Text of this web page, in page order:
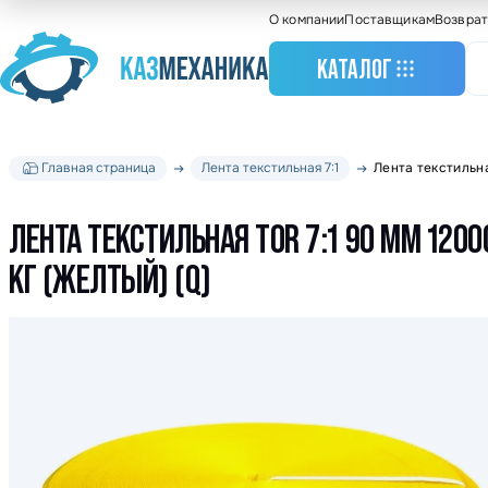
О компанииПоставщикам
КАТАЛОГ
Станочное
оборудование
Складское
Такелажное
Главная страница Лента текстильная 7:1 Лента
ЛЕНТА ТЕКСТИЛЬНАЯ TOR 7:1 90 ММ
КГ (ЖЕЛТЫЙ) (Q)